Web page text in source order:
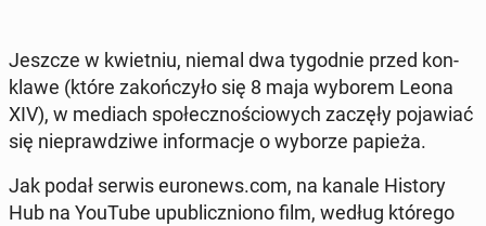
Jeszcze w kwiet­niu, niemal dwa ty­go­dnie przed kon­
kla­we (które za­koń­czy­ło się 8 maja wyborem Leona
XIV), w mediach spo­łecz­no­ścio­wych zaczęły po­ja­wiać
się nie­praw­dzi­we in­for­ma­cje o wyborze papieża.
Jak podał serwis eu­ro­news.com, na kanale History
Hub na YouTube upu­blicz­nio­no film, według którego